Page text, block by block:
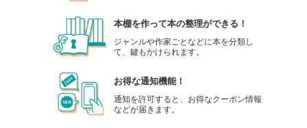
本棚を作って本の整理ができる！
ジャンルや作家ごとなどに本を分類し
て、鍵もかけられます。
お得な通知機能！
通知を許可すると、お得なクーポン情報
などが届きます。